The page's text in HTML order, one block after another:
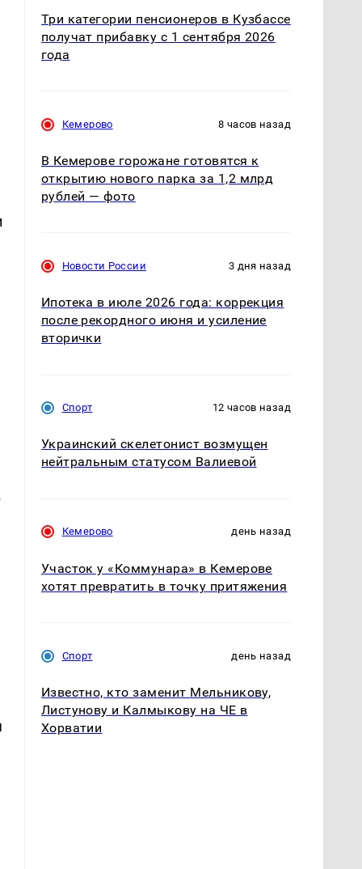
Три категории пенсионеров в Кузбассе
получат прибавку с 1 сентября 2026
года
Кемерово 8 часов назад
В Кемерове горожане готовятся к
открытию нового парка за 1,2 млрд
рублей — фото
Новости России 3 дня назад
Ипотека в июле 2026 года: коррекция
после рекордного июня и усиление
вторички
Спорт 12 часов назад
Украинский скелетонист возмущен
нейтральным статусом Валиевой
Кемерово день назад
Участок у «Коммунара» в Кемерове
хотят превратить в точку притяжения
Спорт день назад
Известно, кто заменит Мельникову,
Листунову и Калмыкову на ЧЕ в
Хорватии